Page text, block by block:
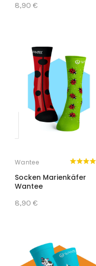
8,90 €
Wantee
Socken Marienkäfer
Wantee
8,90 €